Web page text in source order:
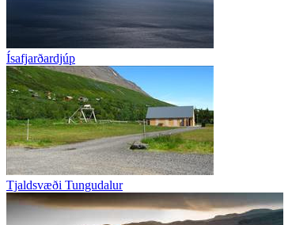
Ísafjarðardjúp
Tjaldsvæði Tungudalur